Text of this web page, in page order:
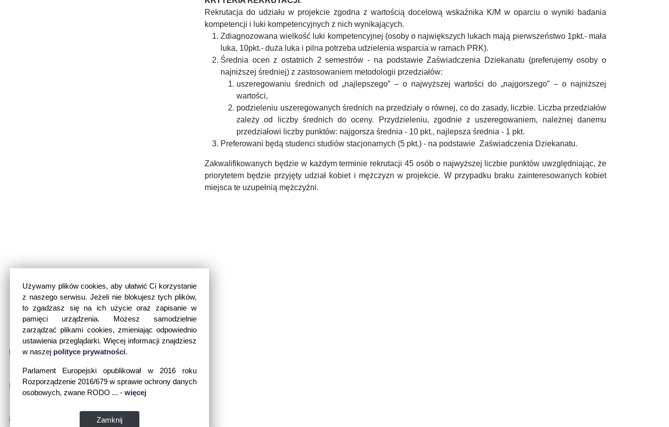
Używamy plików cookies, aby ułatwić Ci korzystanie
z naszego serwisu. Jeżeli nie blokujesz tych plików,
to zgadzasz się na ich użycie oraz zapisanie w
pamięci urządzenia. Możesz samodzielnie
zarządzać plikami cookies, zmieniając odpowiednio
ustawienia przeglądarki. Więcej informacji znajdziesz
w naszej polityce prywatności.
Parlament Europejski opublikował w 2016 roku
Rozporządzenie 2016/679 w sprawie ochrony danych
osobowych, zwane RODO ... - więcej
Zamknij
Rekrutacja do udziału w projekcie zgodna z wartością docelową wskaźnika K/M w oparciu o wyniki badania
kompetencji i luki kompetencyjnych z nich wynikających.
Zdiagnozowana wielkość luki kompetencyjnej (osoby o największych lukach mają pierwszeństwo 1pkt.- mała
luka, 10pkt.- duża luka i pilna potrzeba udzielenia wsparcia w ramach PRK).
Średnia ocen z ostatnich 2 semestrów - na podstawie Zaświadczenia Dziekanatu (preferujemy osoby o
najniższej średniej) z zastosowaniem metodologii przedziałów:
uszeregowaniu średnich od „najlepszego” – o najwyższej wartości do „najgorszego” – o najniższej
wartości,
podzieleniu uszeregowanych średnich na przedziały o równej, co do zasady, liczbie. Liczba przedziałów
zależy od liczby średnich do oceny. Przydzieleniu, zgodnie z uszeregowaniem, należnej danemu
przedziałowi liczby punktów: najgorsza średnia - 10 pkt., najlepsza średnia - 1 pkt.
Preferowani będą studenci studiów stacjonarnych (5 pkt.) - na podstawie Zaświadczenia Dziekanatu.
Zakwalifikowanych będzie w każdym terminie rekrutacji 45 osób o najwyższej liczbie punktów uwzględniając, że
priorytetem będzie przyjęty udział kobiet i mężczyzn w projekcie. W przypadku braku zainteresowanych kobiet
miejsca te uzupełnią mężczyźni.